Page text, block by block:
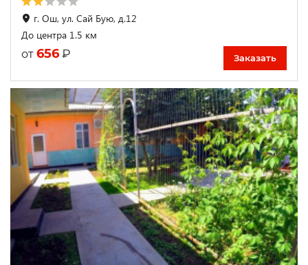
г. Ош, ул. Сай Бую, д.12
До центра 1.5 км
от 656 ₽ Заказать